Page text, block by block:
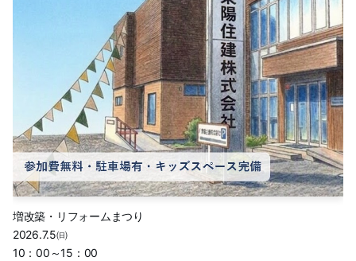
増改築・リフォームまつり
2026.7.5㈰
10：00～15：00